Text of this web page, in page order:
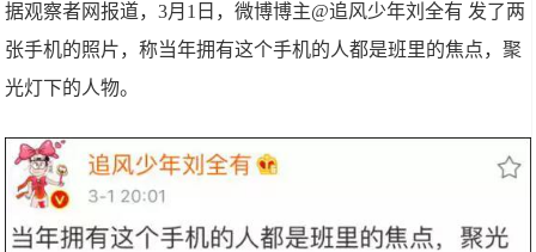
据观察者网报道，3月1日，微博博主@追风少年刘全有 发了两
张手机的照片，称当年拥有这个手机的人都是班里的焦点，聚
光灯下的人物。